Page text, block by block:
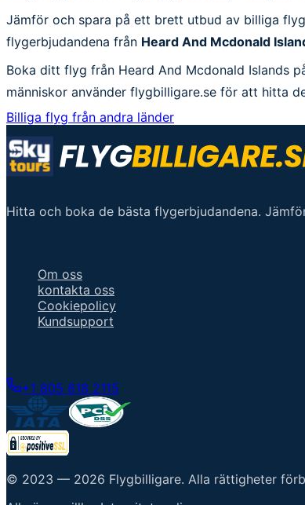
Jämför och spara på ett brett utbud av billiga
flygerbjudandena från Heard And Mcdonald
Boka ditt flyg från Heard And Mcdonald Islands
människor använder flygbilligare.se för att hitta
Billiga flyg från andra länder
Hitta och boka de bästa flygerbjudandena.
Om oss
kontakta oss
Cookiepolicy
Kundsupport
+1 805 618 2115
© 2023 — 2026 Flygbilligare. Alla rättigheter